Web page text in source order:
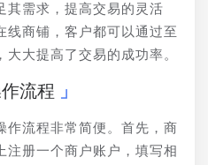
其需求，提高交易的灵活
线商铺，客户都可以通过至
大提高了交易的成功率。
流程
作流程非常简便。首先，商
注册一个商户账户，填写相